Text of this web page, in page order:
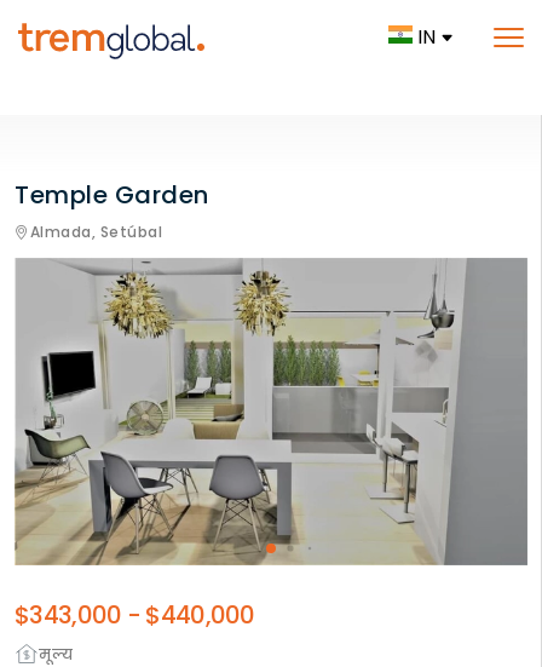
IN
Temple Garden
Almada, Setúbal
मूल्य
$343,000 - $440,000